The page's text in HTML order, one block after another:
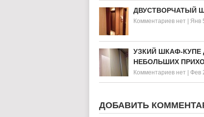
ДВУСТВОРЧАТЫЙ
Комментариев нет Янв
УЗКИЙ ШКАФ-КУПЕ
НЕБОЛЬШИХ
Комментариев нет Фев
ДОБАВИТЬ